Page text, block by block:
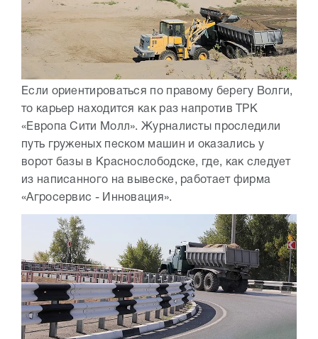
Если ориентироваться по правому берегу Волги,
то карьер находится как раз напротив ТРК
«Европа Сити Молл». Журналисты проследили
путь груженых песком машин и оказались у
ворот базы в Краснослободске, где, как следует
из написанного на вывеске, работает фирма
«Агросервис - Инновация».